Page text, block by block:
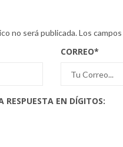
no será publicada.Los
CORREO*
RESPUESTA EN DÍGITOS: